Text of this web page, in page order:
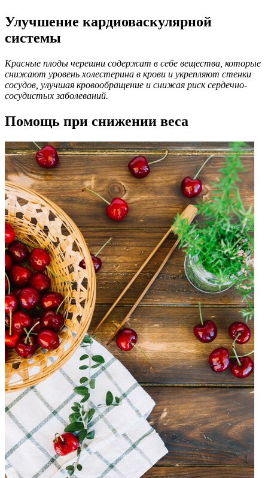
Улучшение кардиоваскулярной
системы
Красные плоды черешни содержат в себе вещества, которые
снижают уровень холестерина в крови и укрепляют стенки
сосудов, улучшая кровообращение и снижая риск сердечно-
сосудистых заболеваний.
Помощь при снижении веса